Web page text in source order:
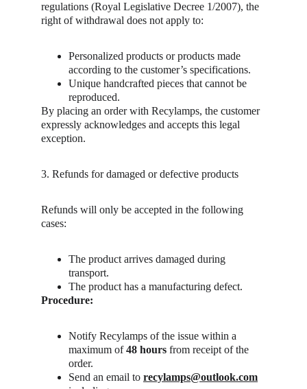
regulations (Royal Legislative Decree 1/2007), the
right of withdrawal does not apply to:
Personalized products or products made
according to the customer’s specifications.
Unique handcrafted pieces that cannot be
reproduced.
By placing an order with Recylamps, the customer
expressly acknowledges and accepts this legal
exception.
3. Refunds for damaged or defective products
Refunds will only be accepted in the following
cases:
The product arrives damaged during
transport.
The product has a manufacturing defect.
Procedure:
Notify Recylamps of the issue within a
maximum of 48 hours from receipt of the
order.
Send an email to recylamps@outlook.com